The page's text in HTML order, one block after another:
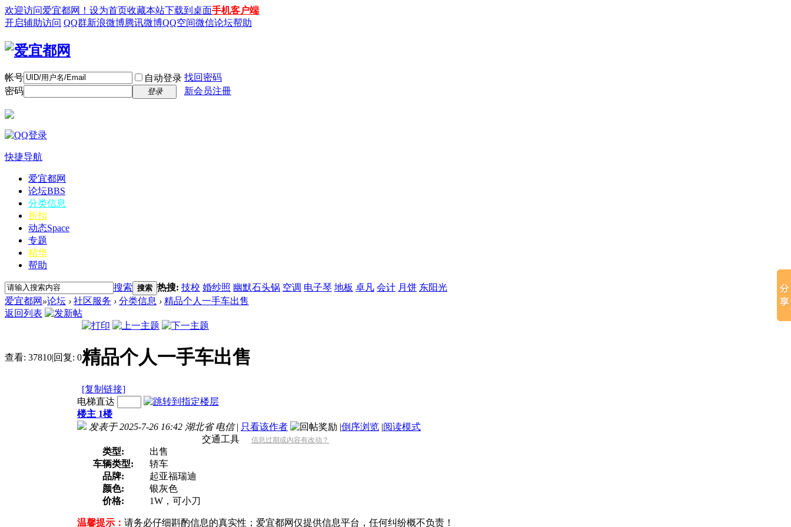
欢迎访问爱宜都网！ 设为首页收藏本站下载到桌面手机客户端
开启辅助访问 QQ群新浪微博腾讯微博QQ空间微信论坛帮助
帐号 自动登录 找回密码
密码
登录 新会员注冊
快捷导航
爱宜都网
论坛BBS
分类信息
折扣
动态Space
专题
精华
帮助
搜索 搜索 热搜: 技校 婚纱照 幽默石头锅 空调 电子琴 地板 卓凡 会计 月饼 东阳光
爱宜都网 »论坛 › 社区服务 › 分类信息 › 精品个人一手车出售
返回列表
查看: 37810|回复: 0精品个人一手车出售
[复制链接]
电梯直达
楼主 1楼
发表于 2025-7-26 16:42 湖北省 电信 | 只看该作者 |倒序浏览 |阅读模式
交通工具
信息过期或内容有改动？
类型:
出售
车辆类型:
轿车
品牌:
起亚福瑞迪
颜色:
银灰色
价格:
1W，可小刀
温馨提示： 请务必仔细斟酌信息的真实性；爱宜都网仅提供信息平台，任何纠纷概不负责！